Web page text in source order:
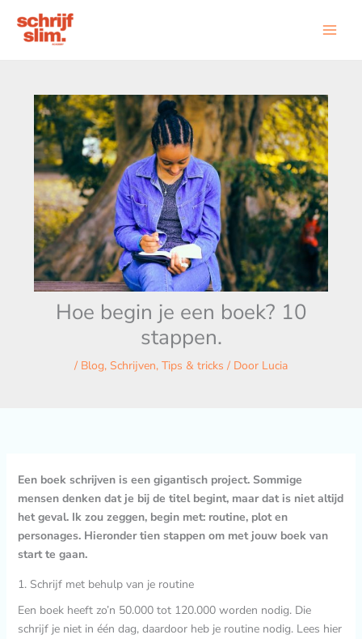
naar
Hoe begin je een boek? 10
stappen.
/ Blog, Schrijven, Tips & tricks / Door Lucia
Een boek schrijven is een gigantisch project. Sommige
mensen denken dat je bij de titel begint, maar dat is niet altijd
het geval. Ik zou zeggen, begin met: routine, plot en
personages. Hieronder tien stappen om met jouw boek van
start te gaan.
1. Schrijf met behulp van je routine
Een boek heeft zo’n 50.000 tot 120.000 worden nodig. Die
schrijf je niet in één dag, daardoor heb je routine nodig. Lees hier